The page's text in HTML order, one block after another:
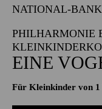
NATIONAL-
PHILHARMONIE
EINE
Für Kleinkinder von 1